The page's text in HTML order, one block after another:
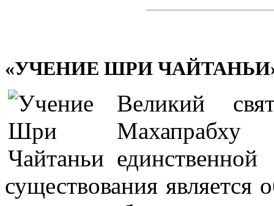
«УЧЕНИЕ ШРИ
Великий
существования является